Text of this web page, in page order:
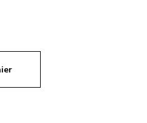
CROIX en VITRAIL